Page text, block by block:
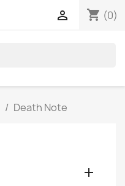
shopping_cart (0)

Death Note
